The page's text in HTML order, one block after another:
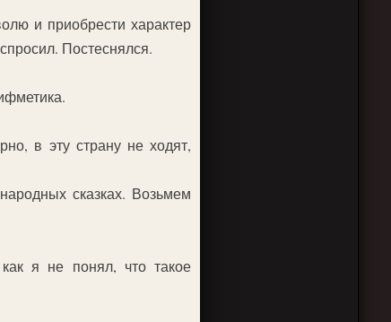
и приобрести характер
Постеснялся.
в эту страну не ходят,
сказках. Возьмем
я не понял, что такое